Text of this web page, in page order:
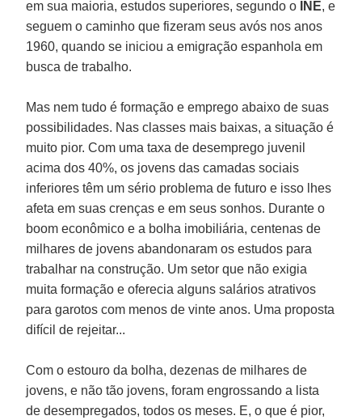
em sua maioria, estudos superiores, segundo o
INE, e
seguem o caminho que fizeram seus avós nos anos
1960, quando se iniciou a emigração espanhola em
busca de trabalho.
Mas nem tudo é formação e emprego abaixo de suas
possibilidades. Nas classes mais baixas, a situação é
muito pior. Com uma taxa de desemprego juvenil
acima dos 40%, os jovens das camadas sociais
inferiores têm um sério problema de futuro e isso lhes
afeta em suas crenças e em seus sonhos. Durante o
boom econômico e a bolha imobiliária, centenas de
milhares de jovens abandonaram os estudos para
trabalhar na construção. Um setor que não exigia
muita formação e oferecia alguns salários atrativos
para garotos com menos de vinte anos. Uma proposta
difícil de rejeitar...
Com o estouro da bolha, dezenas de milhares de
jovens, e não tão jovens, foram engrossando a lista
de desempregados, todos os meses. E, o que é pior,